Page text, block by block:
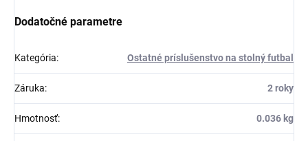
Dodatočné parametre
Kategória: Ostatné príslušenstvo na stolný futbal
Záruka: 2 roky
Hmotnosť: 0.036 kg